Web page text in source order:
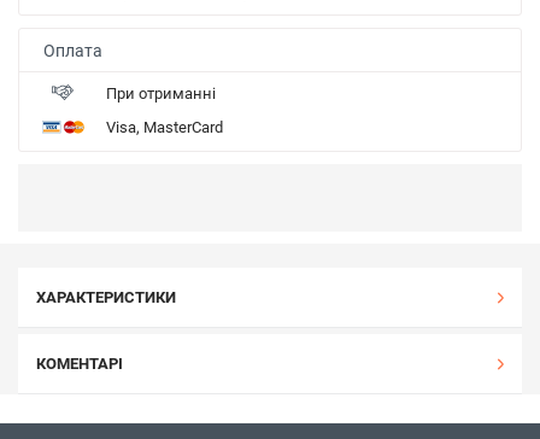
Оплата
При отриманні
Visa, MasterCard
ХАРАКТЕРИСТИКИ
КОМЕНТАРІ